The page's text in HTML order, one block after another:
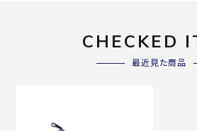
CHECKED
最近見た商品